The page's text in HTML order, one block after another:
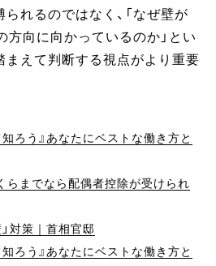
れるのではなく、「なぜ壁が
方向に向かっているのか」とい
まえて判断する視点がより重要
ろう』あなたにベストな働き方と
までなら配偶者控除が受けられ
対策｜首相官邸
ろう』あなたにベストな働き方と